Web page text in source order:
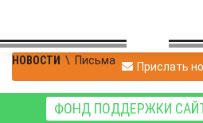
НОВОСТИ \ Письма Прислать
ФОНД ПОДДЕРЖКИ